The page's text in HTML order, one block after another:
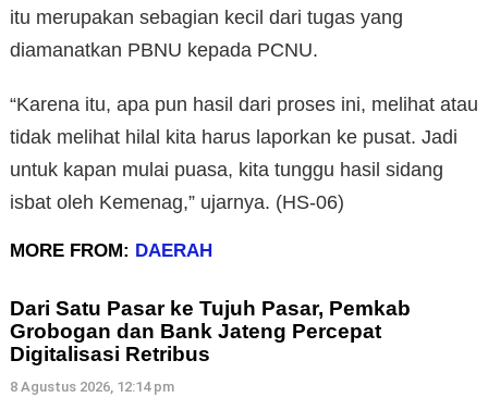
itu merupakan sebagian kecil dari tugas yang
diamanatkan PBNU kepada PCNU.
“Karena itu, apa pun hasil dari proses ini, melihat atau
tidak melihat hilal kita harus laporkan ke pusat. Jadi
untuk kapan mulai puasa, kita tunggu hasil sidang
isbat oleh Kemenag,” ujarnya. (HS-06)
MORE FROM: DAERAH
Dari Satu Pasar ke Tujuh Pasar, Pemkab
Grobogan dan Bank Jateng Percepat
Digitalisasi Retribus
8 Agustus 2026, 12:14 pm